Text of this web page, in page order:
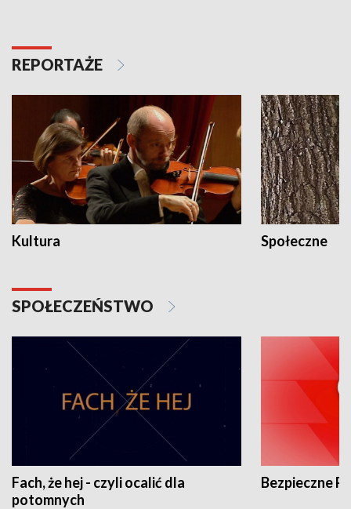
REPORTAŻE
Kultura Społeczne
SPOŁECZEŃSTWO
Fach, że hej - czyli ocalić dla
potomnych
Bezpieczne